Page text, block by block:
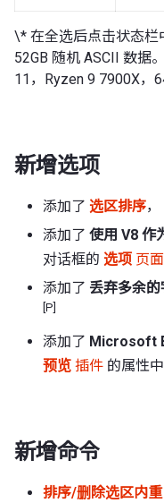
\* 在全选后点击状态栏
52GB 随机 ASCII 数据
11，Ryzen 9 7900X，
新增选项
添加了 选区排序，
添加了 使用 V8 作
对话框的 选项 页面
添加了 丢弃多余的
[P]
添加了 Microsoft
预览 插件 的属性中
新增命令
排序/删除选区内